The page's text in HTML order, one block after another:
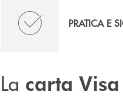
PRATICA E
La carta